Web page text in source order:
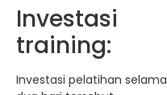
Investasi
training:
Investasi pelatihan selama